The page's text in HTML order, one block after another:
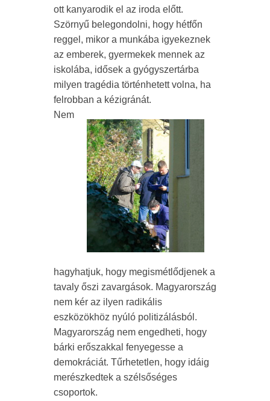
ott kanyarodik el az iroda előtt.
Szörnyű belegondolni, hogy hétfőn
reggel, mikor a munkába igyekeznek
az emberek, gyermekek mennek az
iskolába, idősek a gyógyszertárba
milyen tragédia történhetett volna, ha
felrobban a kézigránát.
Nem
hagyhatjuk, hogy megismétlődjenek a
tavaly őszi zavargások. Magyarország
nem kér az ilyen radikális
eszközökhöz nyúló politizálásból.
Magyarország nem engedheti, hogy
bárki erőszakkal fenyegesse a
demokráciát. Tűrhetetlen, hogy idáig
merészkedtek a szélsőséges
csoportok.